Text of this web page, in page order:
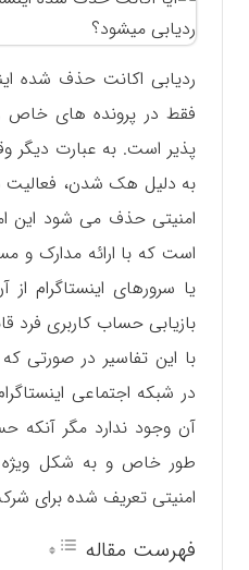
ردیابی اکانت حذف شده
فقط در پرونده های خاص
پذیر است. به عبارت دیگر
به دلیل هک شدن، فعالیت
امنیتی حذف می شود این
است که با ارائه مدارک و
یا سرورهای اینستاگرام
بازیابی حساب کاربری فرد
با این تفاسیر در صورتی
در شبکه اجتماعی
آن وجود ندارد مگر
طور خاص و به شکل
امنیتی تعریف شده برای
فهرست مقاله